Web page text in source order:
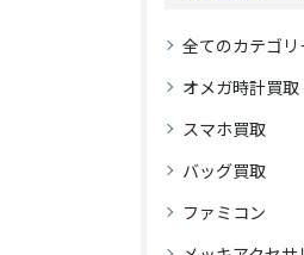
全てのカテゴリ
オメガ時計買取
スマホ買取
バッグ買取
ファミコン